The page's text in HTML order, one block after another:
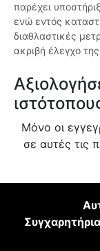
παρέχει
ενώ εντός
διαθλαστικές
ακριβή έλεγχο
Μόνο οι
σε αυτές τις